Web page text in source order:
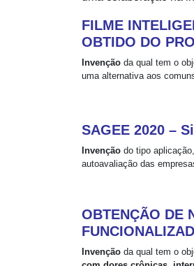
FILME
OBTIDO DO
Invenção da qual tem o
uma alternativa aos
SAGEE 2020 –
Invenção do tipo
autoavaliação das
OBTENÇÃO DE
Invenção da qual tem o